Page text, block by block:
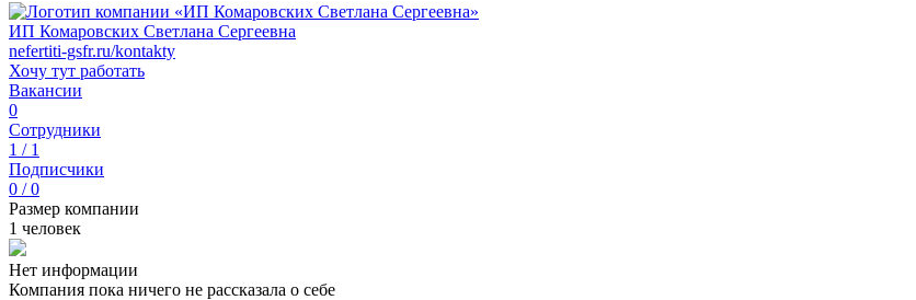
ИП Комаровских Светлана Сергеевна
nefertiti-gsfr.ru/kontakty
Хочу тут работать
Вакансии
0
Сотрудники
1 / 1
Подписчики
0 / 0
Размер компании
1 человек
Нет информации
Компания пока ничего не рассказала о себе